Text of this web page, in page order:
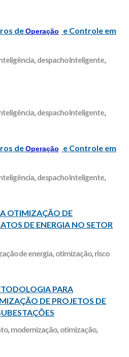
deOperação
e Controle em
, despacho Inteligente,
, despacho Inteligente,
deOperação
e Controle em
, despacho Inteligente,
OTIMIZAÇÃO DE
DE ENERGIA NO SETOR
de energia, otimização, risco
PARA
DE PROJETOS DE
, modernização, otimização,